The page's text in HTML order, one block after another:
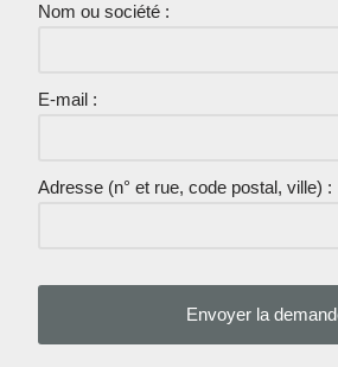
Nom ou société :
E-mail :
Adresse (n° et rue, code postal, ville) :